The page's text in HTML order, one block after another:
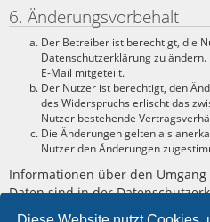
6. Änderungsvorbehalt
Der Betreiber ist berechtigt, die
Datenschutzerklärung zu
E-Mail mitgeteilt.
Der Nutzer ist berechtigt, den
des Widerspruchs erlischt das
Nutzer bestehende
Die Änderungen gelten als
Nutzer den Änderungen
Informationen über den
Daten sind in der